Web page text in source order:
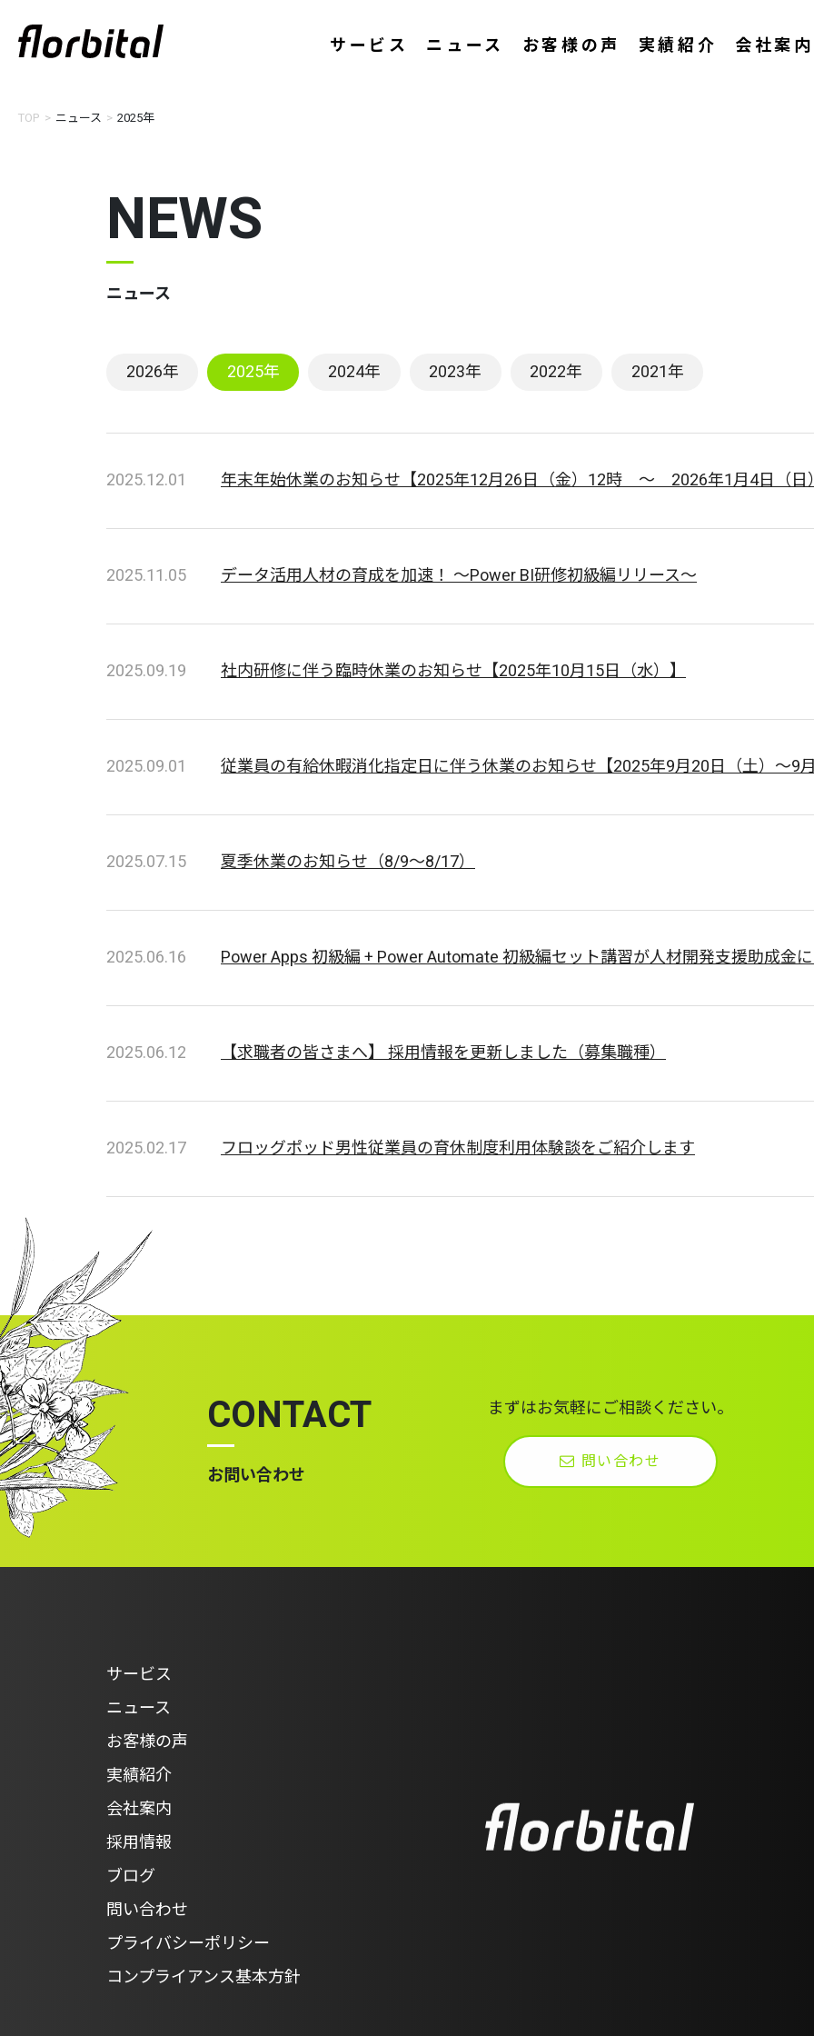
サービス ニュース お客様の声 実績紹介 会社案内
TOP ニュース 2025年
NEWS
ニュース
2026年 2025年 2024年 2023年 2022年 2021年
2025.12.01 年末年始休業のお知らせ【2025年12月26日（金）12時 ～ 2026年1月4日（日
2025.11.05 データ活用人材の育成を加速！ ～Power BI研修初級編リリース～
2025.09.19 社内研修に伴う臨時休業のお知らせ【2025年10月15日（水）】
2025.09.01 従業員の有給休暇消化指定日に伴う休業のお知らせ【2025年9月20日（土）～9
2025.07.15 夏季休業のお知らせ（8/9～8/17）
2025.06.16 Power Apps 初級編 + Power Automate 初級編セット講習が人材開発支援助成金
2025.06.12 【求職者の皆さまへ】 採用情報を更新しました（募集職種）
2025.02.17 フロッグポッド男性従業員の育休制度利用体験談をご紹介します
CONTACT
お問い合わせ
まずはお気軽にご相談ください。
問い合わせ
サービス
ニュース
お客様の声
実績紹介
会社案内
採用情報
ブログ
問い合わせ
プライバシーポリシー
コンプライアンス基本方針